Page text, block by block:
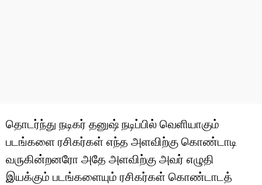
தொடர்ந்து நடிகர் தனுஷ் நடிப்பில் வெளியாகும்
படங்களை ரசிகர்கள் எந்த அளவிற்கு கொண்டாடி
வருகின்றனரோ அதே அளவிற்கு அவர் எழுதி
இயக்கும் படங்களையும் ரசிகர்கள் கொண்டாடத்